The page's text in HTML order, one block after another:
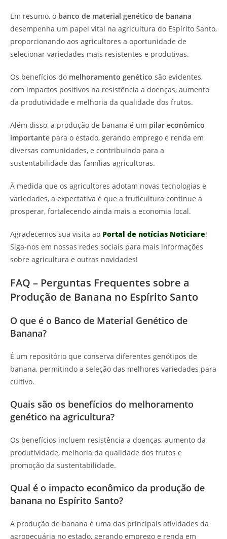
Em resumo, o banco de material genético de banana
desempenha um papel vital na agricultura do Espírito Santo,
proporcionando aos agricultores a oportunidade de
selecionar variedades mais resistentes e produtivas.
Os benefícios do melhoramento genético são evidentes,
com impactos positivos na resistência a doenças, aumento
da produtividade e melhoria da qualidade dos frutos.
Além disso, a produção de banana é um pilar econômico
importante para o estado, gerando emprego e renda em
diversas comunidades, e contribuindo para a
sustentabilidade das famílias agricultoras.
À medida que os agricultores adotam novas tecnologias e
variedades, a expectativa é que a fruticultura continue a
prosperar, fortalecendo ainda mais a economia local.
Agradecemos sua visita ao Portal de notícias Noticiare!
Siga-nos em nossas redes sociais para mais informações
sobre agricultura e outras novidades!
FAQ – Perguntas Frequentes sobre a
Produção de Banana no Espírito Santo
O que é o Banco de Material Genético de
Banana?
É um repositório que conserva diferentes genótipos de
banana, permitindo a seleção das melhores variedades para
cultivo.
Quais são os benefícios do melhoramento
genético na agricultura?
Os benefícios incluem resistência a doenças, aumento da
produtividade, melhoria da qualidade dos frutos e
promoção da sustentabilidade.
Qual é o impacto econômico da produção de
banana no Espírito Santo?
A produção de banana é uma das principais atividades da
agropecuária no estado, gerando emprego e renda em